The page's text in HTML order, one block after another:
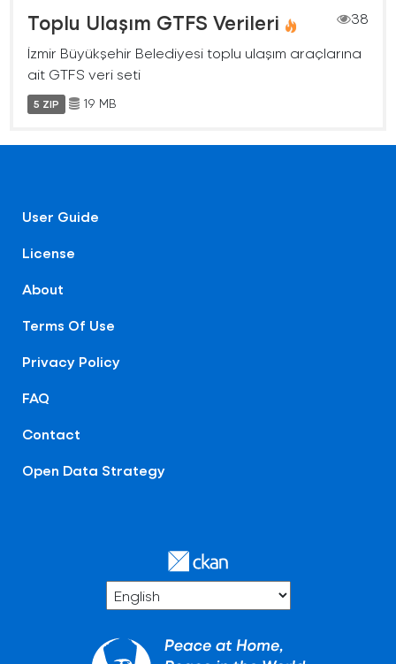
Toplu Ulaşım GTFS Verileri
38
İzmir Büyükşehir Belediyesi toplu ulaşım araçlarına
ait GTFS veri seti
5 ZIP 19 MB
User Guide
License
About
Terms Of Use
Privacy Policy
FAQ
Contact
Open Data Strategy